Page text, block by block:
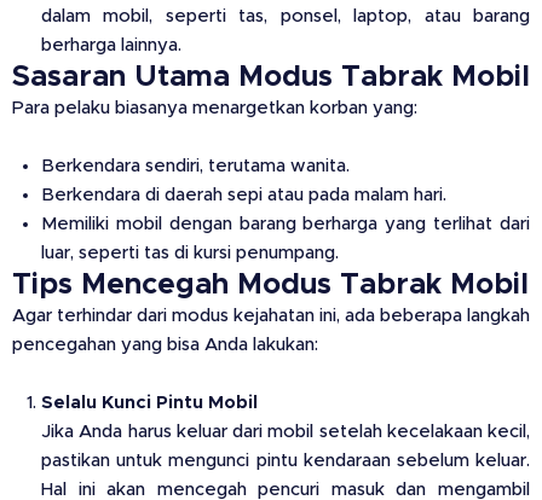
dalam mobil, seperti tas, ponsel, laptop, atau barang
berharga lainnya.
Sasaran Utama Modus Tabrak Mobil
Para pelaku biasanya menargetkan korban yang:
Berkendara sendiri, terutama wanita.
Berkendara di daerah sepi atau pada malam hari.
Memiliki mobil dengan barang berharga yang terlihat dari
luar, seperti tas di kursi penumpang.
Tips Mencegah Modus Tabrak Mobil
Agar terhindar dari modus kejahatan ini, ada beberapa langkah
pencegahan yang bisa Anda lakukan:
Selalu Kunci Pintu Mobil
Jika Anda harus keluar dari mobil setelah kecelakaan kecil,
pastikan untuk mengunci pintu kendaraan sebelum keluar.
Hal ini akan mencegah pencuri masuk dan mengambil